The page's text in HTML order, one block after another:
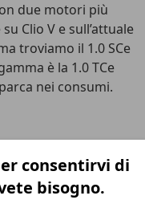
due motori più
Clio V e sull’attuale
troviamo il 1.0 SCe
è la 1.0 TCe
nei consumi.
cambio manuale a 5
cambio manuale a 5
consentirvi di
bisogno.